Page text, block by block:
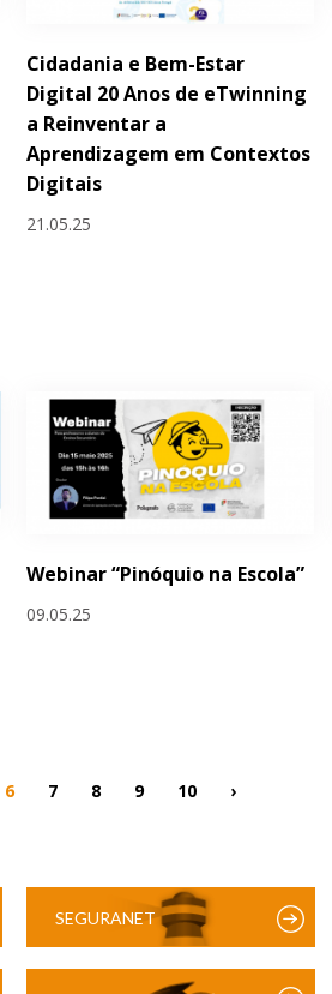
Cidadania e Bem-Estar
Digital 20 Anos de eTwinning
a Reinventar a
Aprendizagem em Contextos
Digitais
21.05.25
Webinar “Pinóquio na Escola”
09.05.25
6 7 8 9 10 ›
SEGURANET